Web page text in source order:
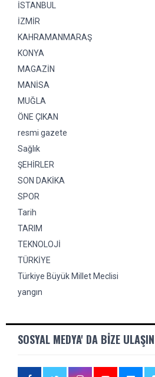
İSTANBUL
İZMİR
KAHRAMANMARAŞ
KONYA
MAGAZİN
MANİSA
MUĞLA
ÖNE ÇIKAN
resmi gazete
Sağlık
ŞEHİRLER
SON DAKİKA
SPOR
Tarih
TARIM
TEKNOLOJİ
TÜRKİYE
Türkiye Büyük Millet Meclisi
yangın
SOSYAL MEDYA' DA BIZE ULAŞIN